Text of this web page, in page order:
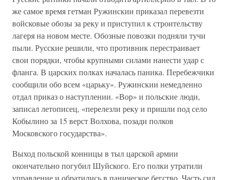
же самое время гетман Ружинскии приказал перевезти
войсковые обозы за реку и приступил к строительству
лагеря на новом месте. Обозные повозки подняли тучи
пыли. Русские решили, что противник перестраивает
свои порядки, чтобы крупными силами нанести удар с
фланга. В царских полках началась паника. Перебежчики
сообщили обо всем «царьку». Ружинскии немедленно
отдал приказ о наступлении. «Вор» и польские люди,
записал летописец, «перелезли реку и пришли под село
Кобылино за 15 верст Волхова, позади полков
Московского государства».
Выход польской конницы в тыл царской армии
окончательно погубил Шуйского. Его полки утратили
управление и обратились в паническое бегство. Часть сил